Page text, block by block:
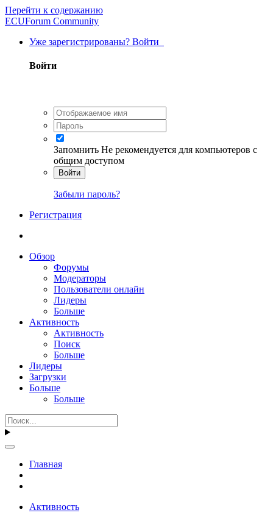
Перейти к содержанию
ECUForum Community
Уже зарегистрированы? Войти
Войти
Запомнить Не рекомендуется для компьютеров с
общим доступом
Войти
Забыли пароль?
Регистрация
Обзор
Форумы
Модераторы
Пользователи онлайн
Лидеры
Больше
Активность
Активность
Поиск
Больше
Лидеры
Загрузки
Больше
Больше
Главная
Активность